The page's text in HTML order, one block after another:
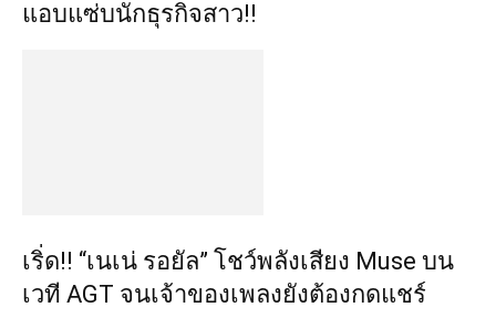
แอบแซ่บนักธุรกิจสาว!!
เริ่ด!! “เนเน่ รอยัล” โชว์พลังเสียง Muse บน
เวที AGT จนเจ้าของเพลงยังต้องกดแชร์